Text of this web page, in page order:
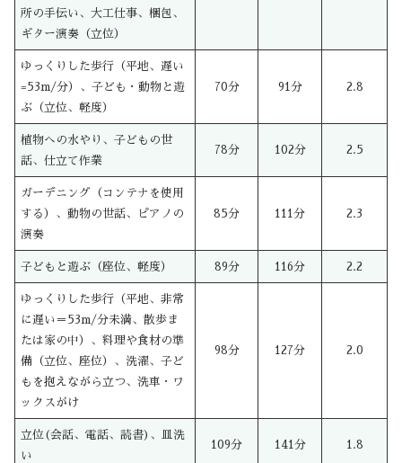
所の手伝い、大工仕事、梱包、
ギター演奏（立位）
ゆっくりした歩行（平地、遅い
=53m/分）、子ども・動物と遊
ぶ（立位、軽度）
70分 91分 2.8
植物への水やり、子どもの世
話、仕立て作業
78分 102分 2.5
ガーデニング（コンテナを使用
する）、動物の世話、ピアノの
演奏
85分 111分 2.3
子どもと遊ぶ（座位、軽度） 89分 116分 2.2
ゆっくりした歩行（平地、非常
に遅い＝53m/分未満、散歩ま
たは家の中）、料理や食材の準
備（立位、座位）、洗濯、子ど
もを抱えながら立つ、洗車・ワ
ックスがけ
98分 127分 2.0
立位(会話、電話、読書)、皿洗
い
109分 141分 1.8